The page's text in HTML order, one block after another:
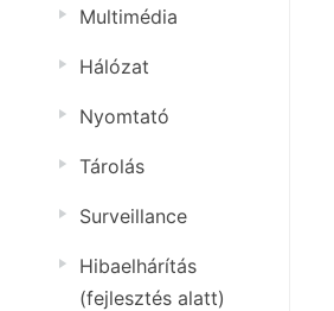
Multimédia
Hálózat
Nyomtató
Tárolás
Surveillance
Hibaelhárítás
(fejlesztés alatt)